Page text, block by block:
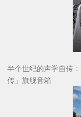
半个世纪的声学自传
传」旗舰音箱